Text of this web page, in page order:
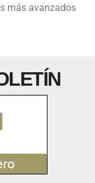
más avanzados